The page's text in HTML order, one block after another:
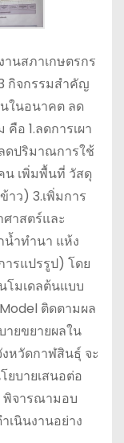
นสภาเกษตรกร
กิจกรรมสำคัญ
ในอนาคต ลด
อ 1.ลดการเผา
ดปริมาณการใช้
น เพิ่มพื้นที่ วัสดุ
าว) 3.เพิ่มการ
าสตร์และ
น้ำทำนา แห้ง
ารแปรรูป) โดย
โมเดลต้นแบบ
ติดตามผล
ายขยายผลใน
หวัดกาฬสินธุ์ จะ
ยบายเสนอต่อ
พิจารณามอบ
เนินงานอย่าง